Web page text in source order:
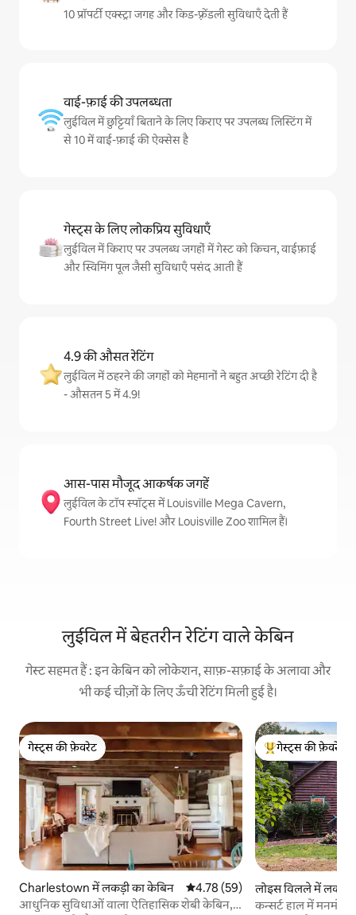
10 प्रॉपर्टी एक्स्ट्रा जगह और किड-फ़्रेंडली सुविधाएँ देती हैं
वाई-फ़ाई की उपलब्धता
लुईविल में छुट्टियाँ बिताने के लिए किराए पर उपलब्ध लिस्टिंग में
से 10 में वाई-फ़ाई की ऐक्सेस है
गेस्ट्स के लिए लोकप्रिय सुविधाएँ
लुईविल में किराए पर उपलब्ध जगहों में गेस्ट को किचन, वाईफ़ाई
और स्विमिंग पूल जैसी सुविधाएँ पसंद आती हैं
4.9 की औसत रेटिंग
लुईविल में ठहरने की जगहों को मेहमानों ने बहुत अच्छी रेटिंग दी है
- औसतन 5 में 4.9!
आस-पास मौजूद आकर्षक जगहें
लुईविल के टॉप स्पॉट्स में Louisville Mega Cavern,
Fourth Street Live! और Louisville Zoo शामिल हैं।
लुईविल में बेहतरीन रेटिंग वाले केबिन
गेस्ट सहमत हैं : इन केबिन को लोकेशन, साफ़-सफ़ाई के अलावा और
भी कई चीज़ों के लिए ऊँची रेटिंग मिली हुई है।
गेस्ट्स की फ़ेवरेट
गेस्ट्स की फ़ेवरेट
Charlestown में लकड़ी का केबिन औसत रेटिंग 5 में से 4.78, 59 समीक्षाएँ
4.78 (59)
आधुनिक सुविधाओं वाला ऐतिहासिक शेबी केबिन,
गेस्ट्स का टॉप फ़ेवरेट
गेस्ट्स की फ़ेवरेट
लोइस विलले में लकड़ी
कन्‍सर्ट हाल में